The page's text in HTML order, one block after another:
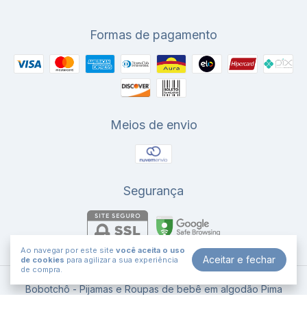
Ao navegar por este site você aceita o uso
de cookies para agilizar a sua experiência
de compra.
Aceitar e fechar
Formas de pagamento
Meios de envio
Segurança
Bobotchô - Pijamas e Roupas de bebê em algodão Pima